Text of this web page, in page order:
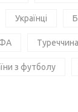
Українці
Туреччина
з футболу